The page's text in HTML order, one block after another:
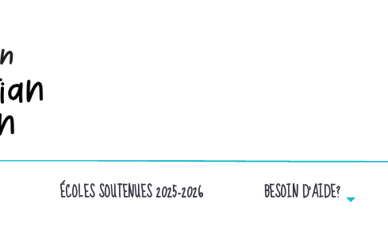
ÉCOLES SOUTENUES 2025-2026 BESOIN D’AIDE?